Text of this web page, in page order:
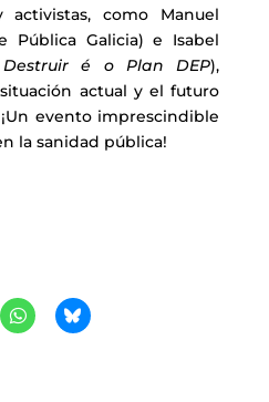
activistas, como Manuel
Pública Galicia) e Isabel
Destruir é o Plan DEP),
actual y el futuro
evento imprescindible
la sanidad pública!